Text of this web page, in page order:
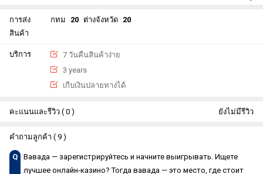
การส่ง
สินค้า
กทม 20 ต่างจังหวัด 20
บริการ
7 วันคืนสินค้าง่าย
3 years
เกีบเงินปลายทางได้
คะแนนและรีวิว ( 0 ) ยังไม่มีรีวิว
คำถามลูกค้า ( 9 )
Q
Вавада — зарегистрируйтесь и начните выигрывать. Ищете
лучшее онлайн-казино? Тогда вавада — это место, где стоит